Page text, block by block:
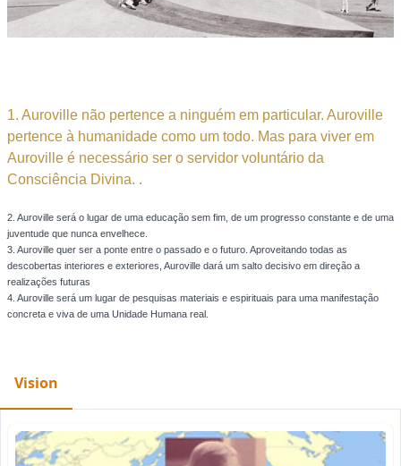
1. Auroville não pertence a ninguém em particular. Auroville
pertence à humanidade como um todo. Mas para viver em
Auroville é necessário ser o servidor voluntário da
Consciência Divina. .
2. Auroville será o lugar de uma educação sem fim, de um progresso constante e de uma
juventude que nunca envelhece.
3. Auroville quer ser a ponte entre o passado e o futuro. Aproveitando todas as
descobertas interiores e exteriores, Auroville dará um salto decisivo em direção a
realizações futuras
4. Auroville será um lugar de pesquisas materiais e espirituais para uma manifestação
concreta e viva de uma Unidade Humana real.
Vision